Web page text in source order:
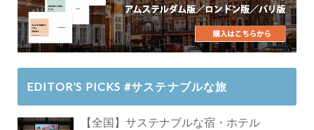
EDITOR’S PICKS #サステナブルな旅
【全国】サステナブルな宿・ホテル